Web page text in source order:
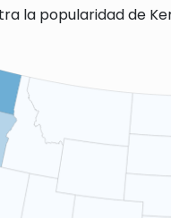
la popularidad de